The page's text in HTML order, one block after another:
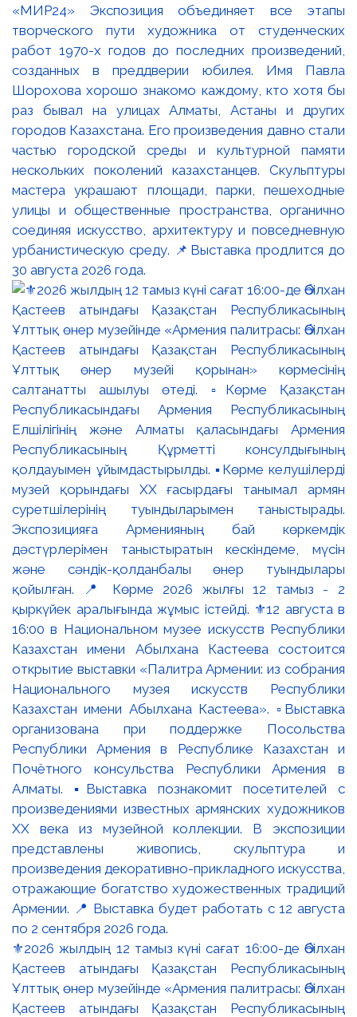
«МИР24» Экспозиция объединяет все этапы
творческого пути художника от студенческих
работ 1970-х годов до последних произведений,
созданных в преддверии юбилея. Имя Павла
Шорохова хорошо знакомо каждому, кто хотя бы
раз бывал на улицах Алматы, Астаны и других
городов Казахстана. Его произведения давно стали
частью городской среды и культурной памяти
нескольких поколений казахстанцев. Скульптуры
мастера украшают площади, парки, пешеходные
улицы и общественные пространства, органично
соединяя искусство, архитектуру и повседневную
урбанистическую среду. 📌Выставка продлится до
30 августа 2026 года.
⚜️2026 жылдың 12 тамыз күні сағат 16:00-де Әбілхан
Қастеев атындағы Қазақстан Республикасының
Ұлттық өнер музейінде «Армения палитрасы: Әбілхан
Қастеев атындағы Қазақстан Республикасының